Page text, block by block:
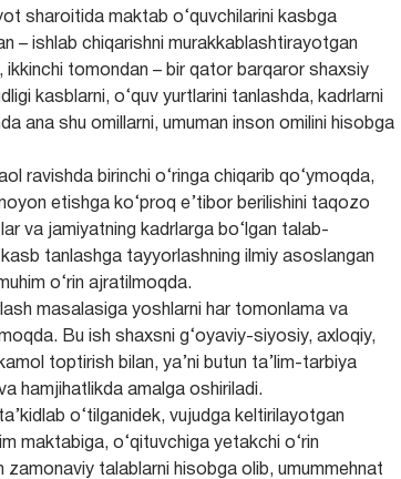
sharoitida maktab o‘quvchilarini kasbga
– ishlab chiqarishni murakkablashtirayotgan
tomondan – bir qator barqaror shaxsiy
kasblarni, o‘quv yurtlarini tanlashda, kadrlarni
ana shu omillarni, umuman inson omilini hisobga
ravishda birinchi o‘ringa chiqarib qo‘ymoqda,
etishga ko‘proq e’tibor berilishini taqozo
va jamiyatning kadrlarga bo‘lgan talab-
tanlashga tayyorlashning ilmiy asoslangan
o‘rin ajratilmoqda.
masalasiga yoshlarni har tomonlama va
Bu ish shaxsni g‘oyaviy-siyosiy, axloqiy,
toptirish bilan, ya’ni butun ta’lim-tarbiya
hamjihatlikda amalga oshiriladi.
o‘tilganidek, vujudga keltirilayotgan
maktabiga, o‘qituvchiga yetakchi o‘rin
zamonaviy talablarni hisobga olib, umummehnat